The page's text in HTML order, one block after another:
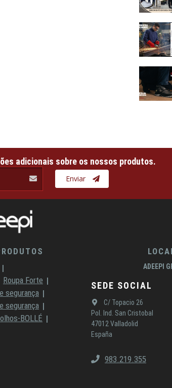
adicionais sobre os nossos produtos.
Enviar
Roupa Forte
segurança
segurança
BOLLÉ
ADEEPI
SEDE SOCIAL
C/ Topacio 26
Pol. Ind. San Cristobal
47012 Valladolid
España
983.219.355